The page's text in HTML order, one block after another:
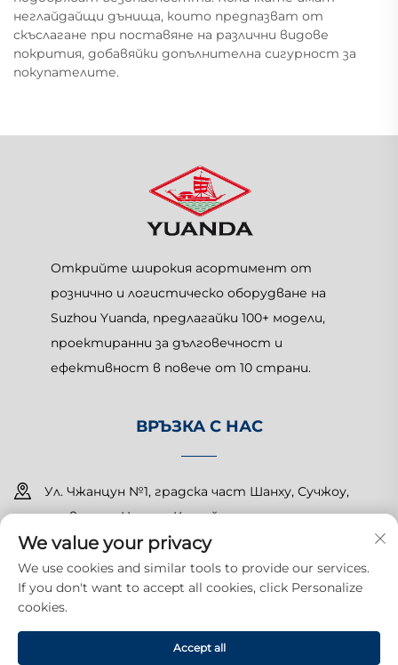
неглайдайщи дънища, които предпазват от
скъслагане при поставяне на различни видове
покрития, добавяйки допълнителна сигурност за
покупателите.
Открийте широкия асортимент от
рознично и логистическо оборудване на
Suzhou Yuanda, предлагайки 100+ модели,
проектиранни за дълговечност и
ефективност в повече от 10 страни.
ВРЪЗКА С НАС
Ул. Чжанцун №1, градска част Шанху, Сучжоу,
провинция Цзянсу, Китай
+86-15150179453
[email protected]
Всички права запазени. Copyright © 2025 Suzhou Yuanda
Commercial Products Co., Ltd.
We value your privacy
We use cookies and similar tools to provide our services.
If you don't want to accept all cookies, click Personalize
cookies.
Accept all